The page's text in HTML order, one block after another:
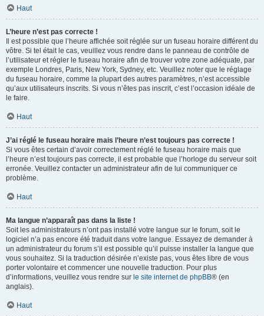
Haut
L’heure n’est pas correcte !
Il est possible que l’heure affichée soit réglée sur un fuseau horaire différent du
vôtre. Si tel était le cas, veuillez vous rendre dans le panneau de contrôle de
l’utilisateur et régler le fuseau horaire afin de trouver votre zone adéquate, par
exemple Londres, Paris, New York, Sydney, etc. Veuillez noter que le réglage
du fuseau horaire, comme la plupart des autres paramètres, n’est accessible
qu’aux utilisateurs inscrits. Si vous n’êtes pas inscrit, c’est l’occasion idéale de
le faire.
Haut
J’ai réglé le fuseau horaire mais l’heure n’est toujours pas correcte !
Si vous êtes certain d’avoir correctement réglé le fuseau horaire mais que
l’heure n’est toujours pas correcte, il est probable que l’horloge du serveur soit
erronée. Veuillez contacter un administrateur afin de lui communiquer ce
problème.
Haut
Ma langue n’apparaît pas dans la liste !
Soit les administrateurs n’ont pas installé votre langue sur le forum, soit le
logiciel n’a pas encore été traduit dans votre langue. Essayez de demander à
un administrateur du forum s’il est possible qu’il puisse installer la langue que
vous souhaitez. Si la traduction désirée n’existe pas, vous êtes libre de vous
porter volontaire et commencer une nouvelle traduction. Pour plus
d’informations, veuillez vous rendre sur le site internet de phpBB® (en
anglais).
Haut